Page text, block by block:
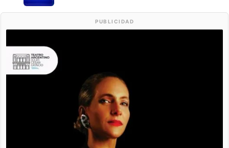
PUBLICIDAD